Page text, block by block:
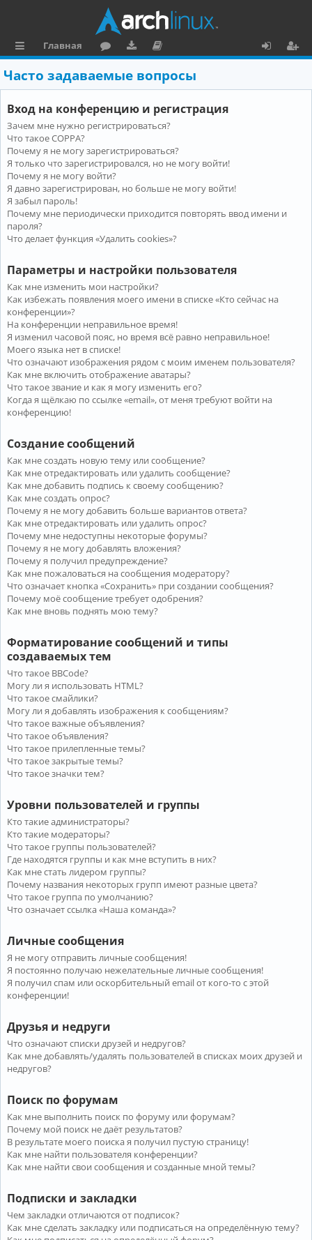
ы
л
к
и
Главная
ру
м
ру
зк
и
ку
м
е
н
та
ц
и
я
о
и
Часто задаваемые вопросы
Вход на конференцию и регистрация
Зачем мне нужно регистрироваться?
Что такое COPPA?
Почему я не могу зарегистрироваться?
Я только что зарегистрировался, но не могу войти!
Почему я не могу войти?
Я давно зарегистрирован, но больше не могу войти!
Я забыл пароль!
Почему мне периодически приходится повторять ввод имени и
пароля?
Что делает функция «Удалить cookies»?
Параметры и настройки пользователя
Как мне изменить мои настройки?
Как избежать появления моего имени в списке «Кто сейчас на
конференции»?
На конференции неправильное время!
Я изменил часовой пояс, но время всё равно неправильное!
Моего языка нет в списке!
Что означают изображения рядом с моим именем пользователя?
Как мне включить отображение аватары?
Что такое звание и как я могу изменить его?
Когда я щёлкаю по ссылке «email», от меня требуют войти на
конференцию!
Создание сообщений
Как мне создать новую тему или сообщение?
Как мне отредактировать или удалить сообщение?
Как мне добавить подпись к своему сообщению?
Как мне создать опрос?
Почему я не могу добавить больше вариантов ответа?
Как мне отредактировать или удалить опрос?
Почему мне недоступны некоторые форумы?
Почему я не могу добавлять вложения?
Почему я получил предупреждение?
Как мне пожаловаться на сообщения модератору?
Что означает кнопка «Сохранить» при создании сообщения?
Почему моё сообщение требует одобрения?
Как мне вновь поднять мою тему?
Форматирование сообщений и типы
создаваемых тем
Что такое BBCode?
Могу ли я использовать HTML?
Что такое смайлики?
Могу ли я добавлять изображения к сообщениям?
Что такое важные объявления?
Что такое объявления?
Что такое прилепленные темы?
Что такое закрытые темы?
Что такое значки тем?
Уровни пользователей и группы
Кто такие администраторы?
Кто такие модераторы?
Что такое группы пользователей?
Где находятся группы и как мне вступить в них?
Как мне стать лидером группы?
Почему названия некоторых групп имеют разные цвета?
Что такое группа по умолчанию?
Что означает ссылка «Наша команда»?
Личные сообщения
Я не могу отправить личные сообщения!
Я постоянно получаю нежелательные личные сообщения!
Я получил спам или оскорбительный email от кого-то с этой
конференции!
Друзья и недруги
Что означают списки друзей и недругов?
Как мне добавлять/удалять пользователей в списках моих друзей и
недругов?
Поиск по форумам
Как мне выполнить поиск по форуму или форумам?
Почему мой поиск не даёт результатов?
В результате моего поиска я получил пустую страницу!
Как мне найти пользователя конференции?
Как мне найти свои сообщения и созданные мной темы?
Подписки и закладки
Чем закладки отличаются от подписок?
Как мне сделать закладку или подписаться на определённую тему?